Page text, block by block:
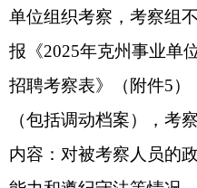
（一）应聘人员递交材
的，经查实，在招聘过程中
取消聘用资格。提供电话必
误联系不上应聘人员，责任